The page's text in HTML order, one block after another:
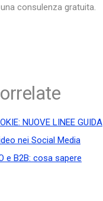
consulenza gratuita.
NUOVE LINEE GUIDA
nei Social Media
e B2B: cosa sapere